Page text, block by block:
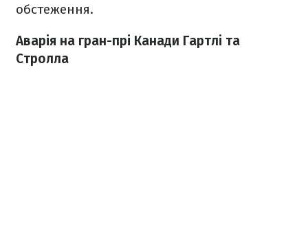
обстеження.
Аварія на гран-прі Канади Гартлі та
Стролла